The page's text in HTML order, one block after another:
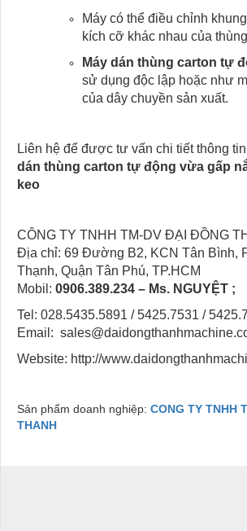
Máy có thể điều chỉnh
kích cỡ khác nhau của
Máy dán thùng carton tự
sử dụng độc lập hoặc như
của dây chuyền sản xuất.
Liên hệ để được tư vấn chi tiết thông
dán thùng carton tự động vừa gấp
keo
CÔNG TY TNHH TM-DV ĐẠI ĐỒNG
Địa chỉ: 69 Đường B2, KCN Tân Bình,
Thạnh, Quận Tân Phú, TP.HCM
Mobil: 0906.389.234 – Ms. NGUYỆT ;
Tel: 028.5435.5891 / 5425.7531 /
Email:
Website: http://
Sản phẩm doanh nghiệp: CONG TY TNHH
THANH